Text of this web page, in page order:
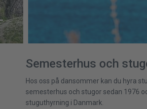
Semesterhus och
Hos oss på dansommer kan du hyra
semesterhus och stugor sedan 1976
stuguthyrning i Danmark.